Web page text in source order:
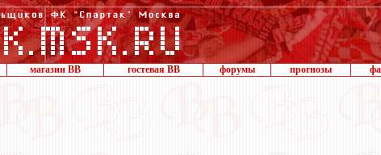
магазин ВВ гостевая ВВ форумы прогнозы